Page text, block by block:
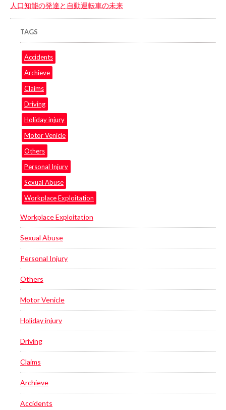
人口知能の発達と自動運転車の未来
TAGS
Accidents
Archieve
Claims
Driving
Holiday injury
Motor Venicle
Others
Personal Injury
Sexual Abuse
Workplace Exploitation
Workplace Exploitation
Sexual Abuse
Personal Injury
Others
Motor Venicle
Holiday injury
Driving
Claims
Archieve
Accidents